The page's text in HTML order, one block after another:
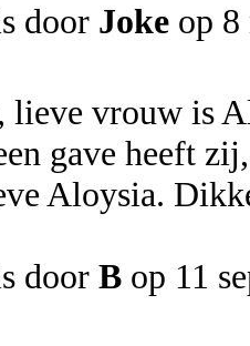
door Joke op 8
lieve vrouw is
gave heeft
Aloysia.
door B op 11